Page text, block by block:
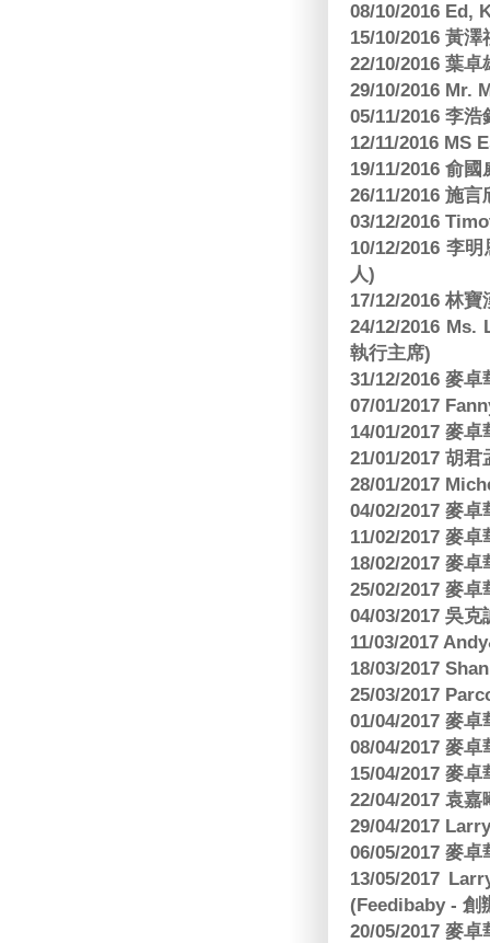
08/10/2016 Ed,
15/10/2016 黃
22/10/2016 葉
29/10/2016 Mr.
05/11/2016 李
12/11/2016 MS
19/11/2016 俞
26/11/2016 施
03/12/2016
10/12/2016 李
人)
17/12/2016 林
24/12/2016
執行主席)
31/12/2016 麥
07/01/2017
14/01/2017 麥
21/01/2017 胡
28/01/2017
04/02/2017 麥
11/02/2017 麥
18/02/2017 麥
25/02/2017 麥
04/03/2017 吳
11/03/2017
18/03/2017
25/03/2017
01/04/2017 麥
08/04/2017 麥
15/04/2017 麥
22/04/2017 袁
29/04/2017
06/05/2017 麥
13/05/2017
(Feedibaby - 創
20/05/2017 麥